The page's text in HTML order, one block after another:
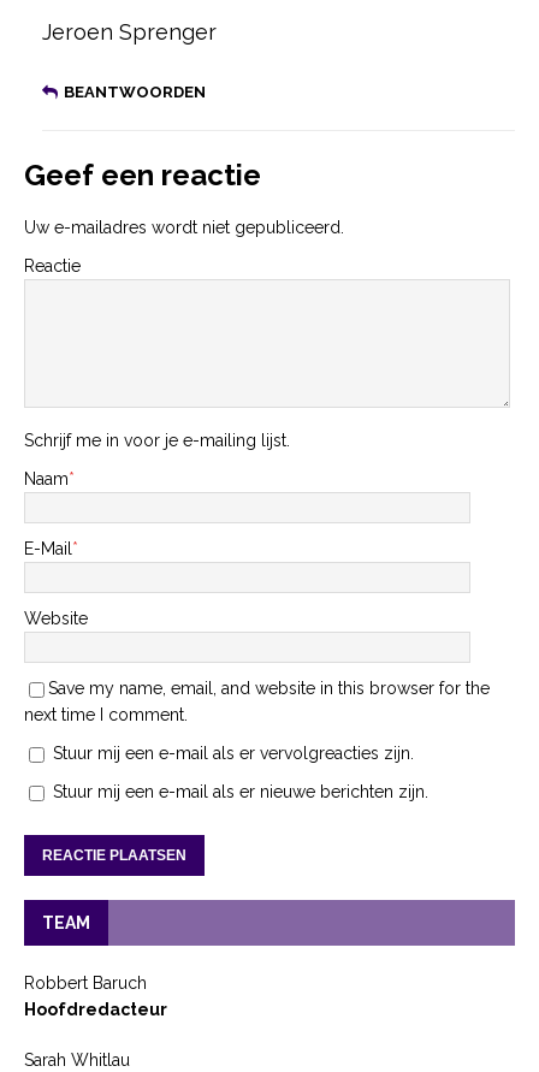
Jeroen Sprenger
BEANTWOORDEN
Geef een reactie
Uw e-mailadres wordt niet gepubliceerd.
Reactie
Schrijf me in voor je e-mailing lijst.
Naam*
E-Mail *
Website
Save my name, email, and website in this browser for the
next time I comment.
Stuur mij een e-mail als er vervolgreacties zijn.
Stuur mij een e-mail als er nieuwe berichten zijn.
TEAM
Robbert Baruch
Hoofdredacteur
Sarah Whitlau